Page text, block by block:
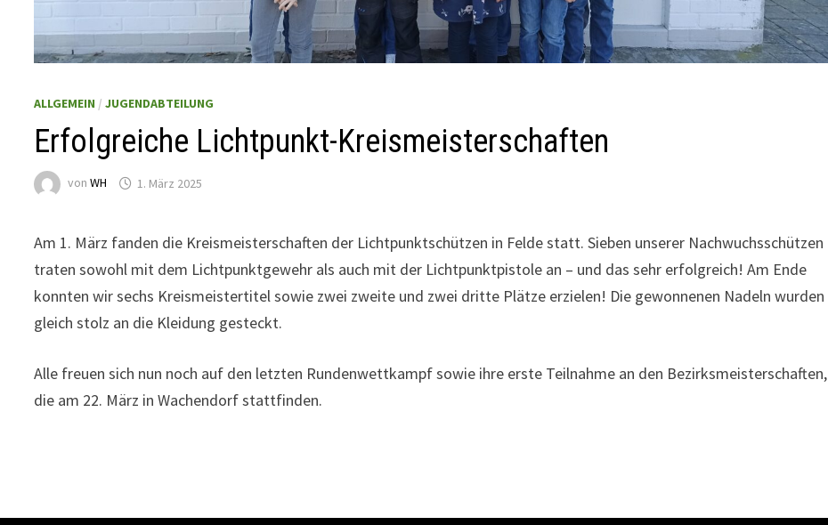
ALLGEMEIN /JUGENDABTEILUNG
Erfolgreiche Lichtpunkt-Kreismeisterschaften
vonWH 1. März 2025
Am 1. März fanden die Kreismeisterschaften der Lichtpunktschützen in Felde statt. Sieben unserer Nachwuchsschützen
traten sowohl mit dem Lichtpunktgewehr als auch mit der Lichtpunktpistole an – und das sehr erfolgreich! Am Ende
konnten wir sechs Kreismeistertitel sowie zwei zweite und zwei dritte Plätze erzielen! Die gewonnenen Nadeln wurden
gleich stolz an die Kleidung gesteckt.
Alle freuen sich nun noch auf den letzten Rundenwettkampf sowie ihre erste Teilnahme an den Bezirksmeisterschaften,
die am 22. März in Wachendorf stattfinden.